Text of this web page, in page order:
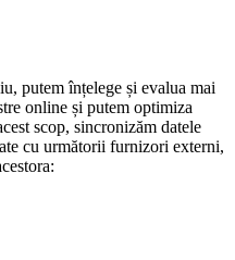
putem înțelege și evalua mai
online și putem optimiza
scop, sincronizăm datele
cu următorii furnizori externi,